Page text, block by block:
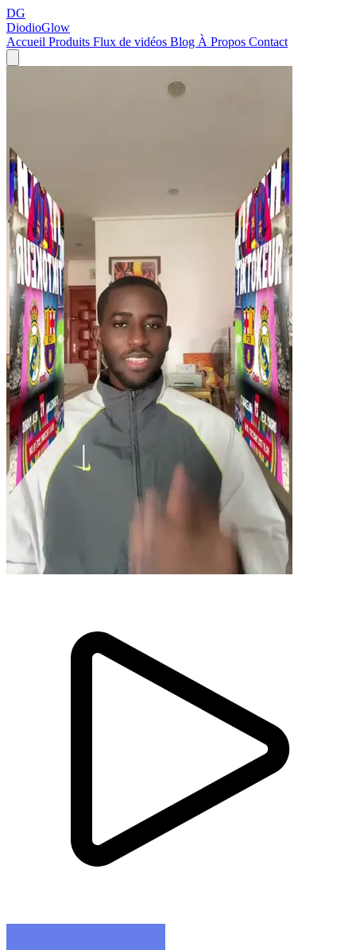
DG
DiodioGlow
Accueil Produits Flux de vidéos Blog À Propos Contact